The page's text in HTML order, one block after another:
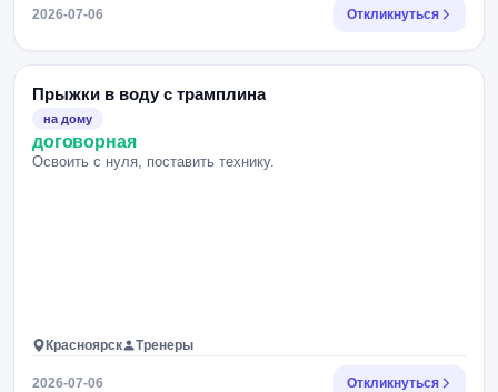
2026-07-06 Откликнуться
Прыжки в воду с трамплина
на дому
договорная
Освоить с нуля, поставить технику.
Красноярск Тренеры
2026-07-06 Откликнуться